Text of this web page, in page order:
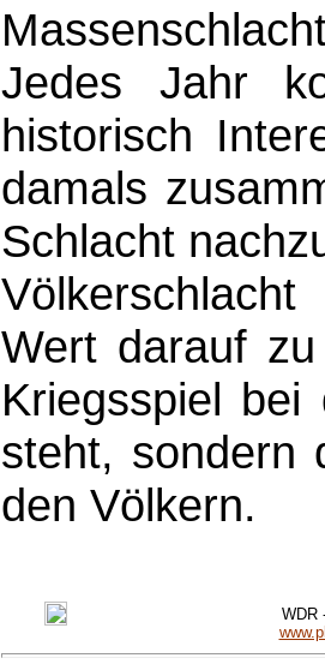
Jedes Jahr
historisch
damals
Schlacht
Wert darauf
Kriegsspiel bei
steht, sondern
den Völkern.
WDR